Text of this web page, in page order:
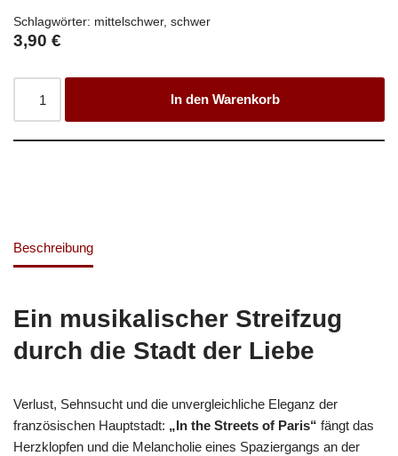
Schlagwörter: mittelschwer, schwer
3,90 €
In den Warenkorb
Beschreibung
Ein musikalischer Streifzug
durch die Stadt der Liebe
Verlust, Sehnsucht und die unvergleichliche Eleganz der
französischen Hauptstadt: „In the Streets of Paris“ fängt das
Herzklopfen und die Melancholie eines Spaziergangs an der